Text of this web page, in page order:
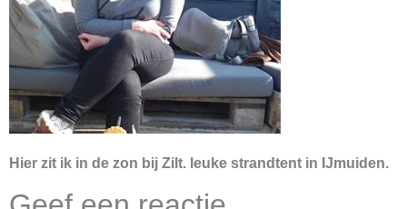
Hier zit ik in de zon bij Zilt. leuke strandtent in IJmuiden.